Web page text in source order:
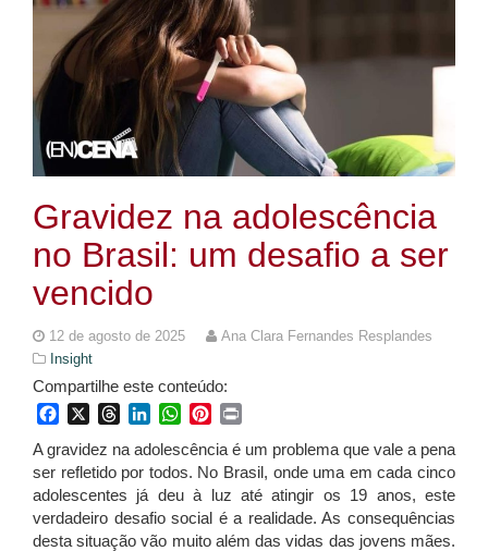
Gravidez na adolescência
no Brasil: um desafio a ser
vencido
12 de agosto de 2025
Ana Clara Fernandes Resplandes
Insight
Compartilhe este conteúdo:
FacebookThreadsLinkedInWhatsApp
Pinterest
A gravidez na adolescência é um problema que vale a pena
ser refletido por todos. No Brasil, onde uma em cada cinco
adolescentes já deu à luz até atingir os 19 anos, este
verdadeiro desafio social é a realidade. As consequências
desta situação vão muito além das vidas das jovens mães.